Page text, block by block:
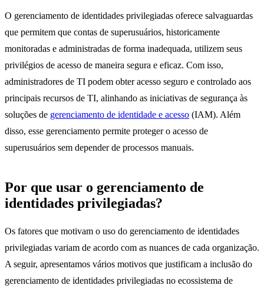
O gerenciamento de identidades privilegiadas oferece salvaguardas
que permitem que contas de superusuários, historicamente
monitoradas e administradas de forma inadequada, utilizem seus
privilégios de acesso de maneira segura e eficaz. Com isso,
administradores de TI podem obter acesso seguro e controlado aos
principais recursos de TI, alinhando as iniciativas de segurança às
soluções de gerenciamento de identidade e acesso (IAM). Além
disso, esse gerenciamento permite proteger o acesso de
superusuários sem depender de processos manuais.
Por que usar o gerenciamento de
identidades privilegiadas?
Os fatores que motivam o uso do gerenciamento de identidades
privilegiadas variam de acordo com as nuances de cada organização.
A seguir, apresentamos vários motivos que justificam a inclusão do
gerenciamento de identidades privilegiadas no ecossistema de